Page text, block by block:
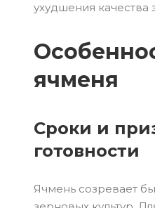
ухудшения качества
ячменя
Сроки и
готовности
Ячмень созревает